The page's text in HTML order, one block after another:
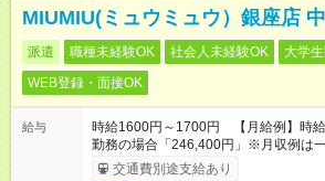
MIUMIU(ミュウミュウ）銀座店
派遣 職種未経験OK 社会人未経験OK
大学
WEB登録・面接OK
給与
時給1600円～1700円 【月給例】時
勤務の場合「246,400円」※月収例は
なります。
交通費別途支給あり